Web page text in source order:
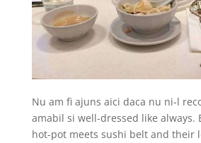
Nu am fi ajuns aici daca nu ni-l
amabil si well-dressed like always.
hot-pot meets sushi belt and their